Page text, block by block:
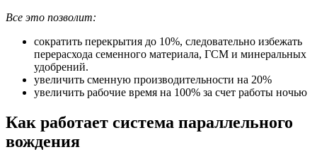
Все это позволит:
сократить перекрытия до 10%, следовательно избежать
перерасхода семенного материала, ГСМ и минеральных
удобрений.
увеличить сменную производительности на 20%
увеличить рабочие время на 100% за счет работы ночью
Как работает система параллельного
вождения